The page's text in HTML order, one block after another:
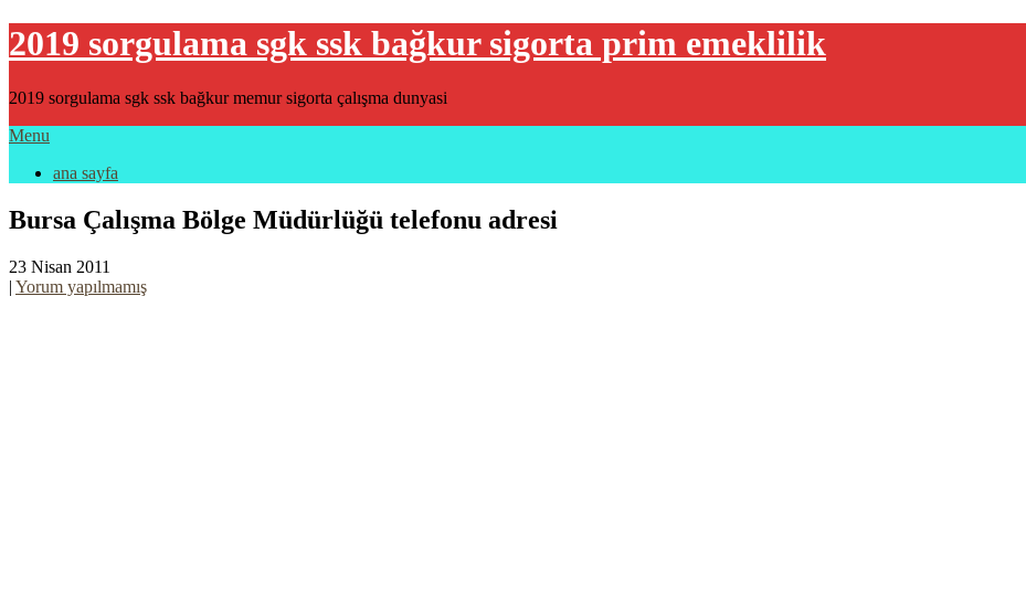
2019 sorgulama sgk ssk bağkur sigorta prim emeklilik
2019 sorgulama sgk ssk bağkur memur sigorta çalışma dunyasi
Menu
ana sayfa
Bursa Çalışma Bölge Müdürlüğü telefonu adresi
23 Nisan 2011
| Yorum yapılmamış